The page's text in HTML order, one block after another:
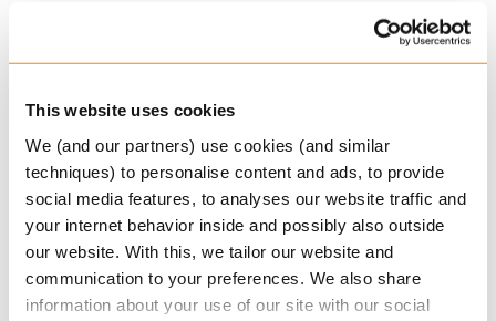
This website uses cookies
We (and our partners) use cookies (and similar
techniques) to personalise content and ads, to provide
social media features, to analyses our website traffic and
your internet behavior inside and possibly also outside
our website. With this, we tailor our website and
communication to your preferences. We also share
information about your use of our site with our social
Ook Luc Vereycken, CEO van Vereycken &
Vereycken, kijkt vooruit:
“Dit markeert een belangrijke
volgende stap in onze
groeireis. Als onderdeel van
Keylane versterken we onze
capaciteit om
toonaangevende technologie